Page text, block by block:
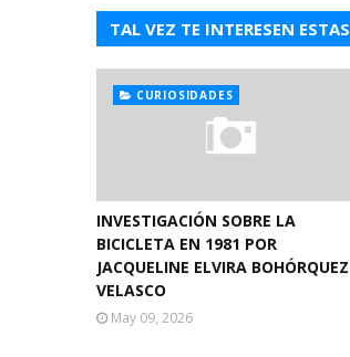
TAL VEZ TE INTERESEN
CURIOSIDADES
INVESTIGACIÓN SOBRE LA
BICICLETA EN 1981 POR
JACQUELINE ELVIRA BOHÓRQUEZ
VELASCO
May 09, 2026